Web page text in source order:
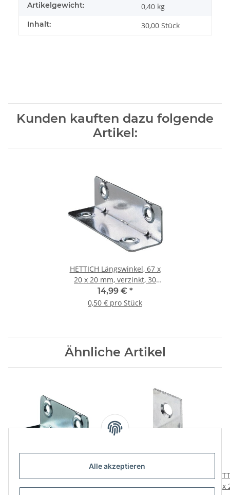
Alle akzeptieren
Artikelgewicht: 0,40 kg
Inhalt: 30,00 Stück
Kunden kauften dazu folgende
Artikel:
HETTICH Längswinkel, 67 x
20 x 20 mm, verzinkt, 30
Stück
14,99 € *
0,50 € pro Stück
Ähnliche Artikel
x 20 x 50 mm, verzinkt
x 20 x 2 mm, Stahl
x